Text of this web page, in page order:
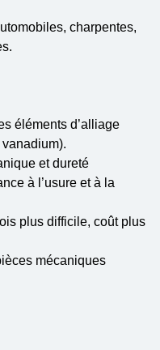
charpentes,
éléments d’alliage
et dureté
à l’usure et à la
plus difficile, coût plus
mécaniques